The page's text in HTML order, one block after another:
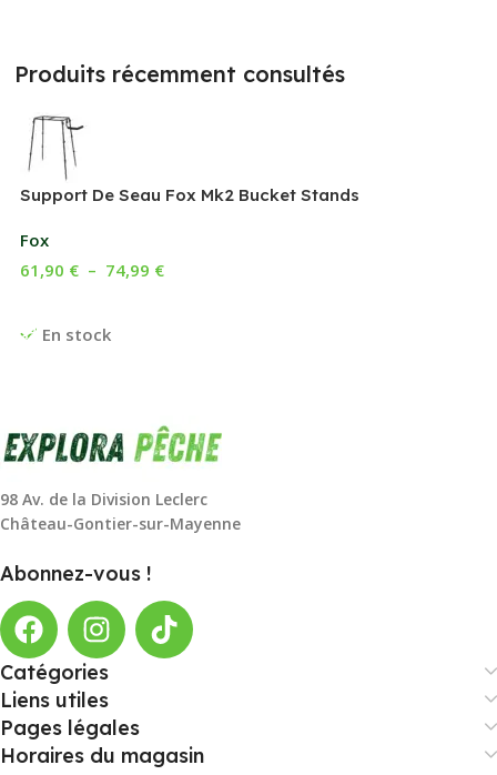
Produits récemment consultés
Support De Seau Fox Mk2 Bucket Stands
Fox
En stock
61,90 € – 74,99 €
98 Av. de la Division Leclerc
Château-Gontier-sur-Mayenne
Abonnez-vous !
Catégories
Liens utiles
Pages légales
Horaires du magasin